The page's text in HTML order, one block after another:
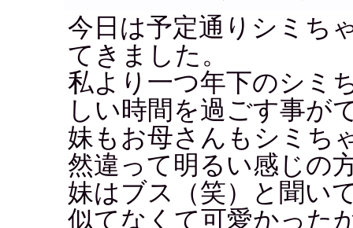
今日は予定通りシミち
てきました。
私より一つ年下のシミ
しい時間を過ごす事が
妹もお母さんもシミち
然違って明るい感じの
妹はブス（笑）と聞い
似てなくて可愛かった